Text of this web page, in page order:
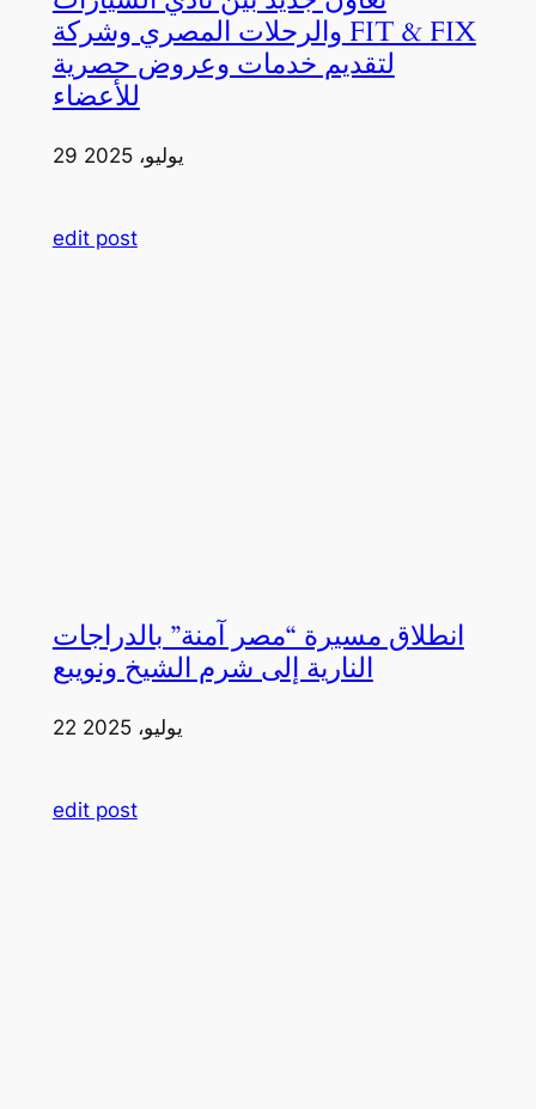
والرحلات المصري وشركة FIT & FIX
لتقديم خدمات وعروض حصرية
للأعضاء
29 يوليو، 2025
edit post
انطلاق مسيرة “مصر آمنة” بالدراجات
النارية إلى شرم الشيخ ونويبع
22 يوليو، 2025
edit post